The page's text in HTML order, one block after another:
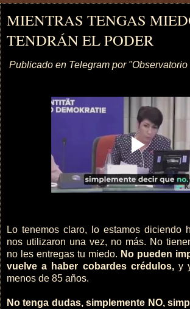
MIENTRAS TENGAS
TENDRÁN EL PODER
Publicado en Telegram por
Lo tenemos claro, lo estamos diciendo
nos utilizaron una vez, no más. No
no les entregas tu miedo. No pueden
vuelve a haber cobardes crédulos,y
menos de 85 años.
No tenga dudas, simplemente NO,